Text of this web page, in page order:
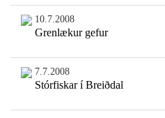
10.7.2008
Grenlækur gefur
7.7.2008
Stórfiskar í Breiðdal